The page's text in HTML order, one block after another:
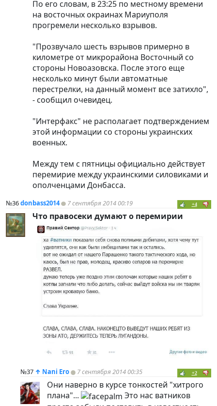
По его словам, в 23:25 по местному времени
на восточных окраинах Мариуполя
прогремели несколько взрывов.
"Прозвучало шесть взрывов примерно в
километре от микрорайона Восточный со
стороны Новоазовска. После этого еще
несколько минут были автоматные
перестрелки, на данный момент все затихло",
- сообщил очевидец.
"Интерфакс" не располагает подтверждением
этой информации со стороны украинских
военных.
Между тем с пятницы официально действует
перемирие между украинскими силовиками и
ополченцами Донбасса.
№36donbass2014 7 сентября 2014 00:19 +4
Что правосеки думают о перемирии
№37 ↑ Nani Ero 7 сентября 2014 00:35 +2
Они наверно в курсе тонкостей "хитрого
плана"...
Это нас ватников